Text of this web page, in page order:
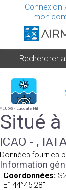
Connexion
mon
Rechercher
YLUDG - Ludgate Hill
Situé
ICAO - ,
Données fournies
Information
Coordonnées:
E144°45'28"